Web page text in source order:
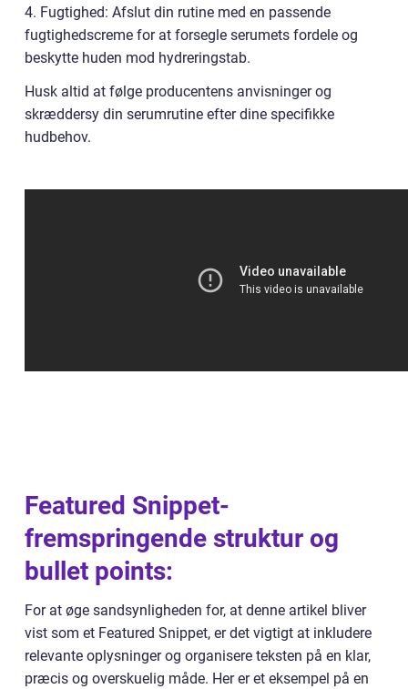
4. Fugtighed: Afslut din rutine med en passende
fugtighedscreme for at forsegle serumets fordele og
beskytte huden mod hydreringstab.
Husk altid at følge producentens anvisninger og
skræddersy din serumrutine efter dine specifikke
hudbehov.
Featured Snippet-
fremspringende struktur og
bullet points:
For at øge sandsynligheden for, at denne artikel bliver
vist som et Featured Snippet, er det vigtigt at inkludere
relevante oplysninger og organisere teksten på en klar,
præcis og overskuelig måde. Her er et eksempel på en